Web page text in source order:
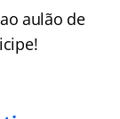
aulão de